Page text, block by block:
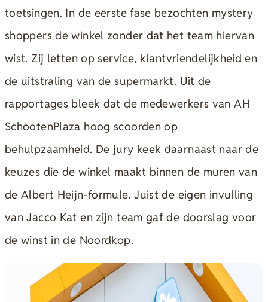
toetsingen. In de eerste fase bezochten mystery
shoppers de winkel zonder dat het team hiervan
wist. Zij letten op service, klantvriendelijkheid en
de uitstraling van de supermarkt. Uit de
rapportages bleek dat de medewerkers van AH
SchootenPlaza hoog scoorden op
behulpzaamheid. De jury keek daarnaast naar de
keuzes die de winkel maakt binnen de muren van
de Albert Heijn-formule. Juist de eigen invulling
van Jacco Kat en zijn team gaf de doorslag voor
de winst in de Noordkop.